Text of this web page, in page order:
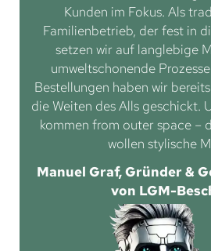
Kunden im Fokus. Als
Familienbetrieb, der fest in
setzen wir auf langlebige
umweltschonende
Bestellungen haben wir
die Weiten des Alls geschickt.
kommen from outer space –
wollen stylische
Manuel Graf, Gründer &
von LGM-